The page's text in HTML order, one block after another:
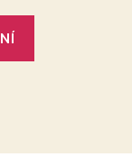
riziko